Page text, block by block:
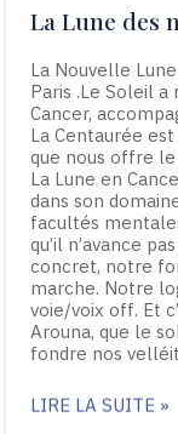
La Lune des
La Nouvelle
Paris .Le Soleil a
Cancer,
La Centaurée
que nous offre
La Lune en
dans son
facultés
qu’il n’avance
concret, notre
marche. Notre
voie/voix off. Et
Arouna, que le
fondre nos
LIRE LA SUITE »